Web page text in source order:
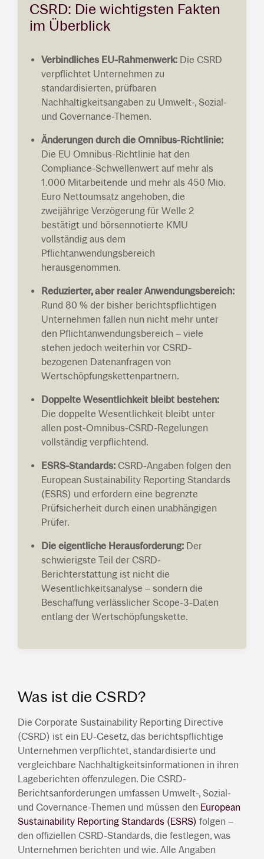
CSRD: Die wichtigsten Fakten
im Überblick
Verbindliches EU-Rahmenwerk: Die CSRD
verpflichtet Unternehmen zu
standardisierten, prüfbaren
Nachhaltigkeitsangaben zu Umwelt-, Sozial-
und Governance-Themen.
Änderungen durch die Omnibus-Richtlinie:
Die EU Omnibus-Richtlinie hat den
Compliance-Schwellenwert auf mehr als
1.000 Mitarbeitende und mehr als 450 Mio.
Euro Nettoumsatz angehoben, die
zweijährige Verzögerung für Welle 2
bestätigt und börsennotierte KMU
vollständig aus dem
Pflichtanwendungsbereich
herausgenommen.
Reduzierter, aber realer Anwendungsbereich:
Rund 80 % der bisher berichtspflichtigen
Unternehmen fallen nun nicht mehr unter
den Pflichtanwendungsbereich – viele
stehen jedoch weiterhin vor CSRD-
bezogenen Datenanfragen von
Wertschöpfungskettenpartnern.
Doppelte Wesentlichkeit bleibt bestehen:
Die doppelte Wesentlichkeit bleibt unter
allen post-Omnibus-CSRD-Regelungen
vollständig verpflichtend.
ESRS-Standards: CSRD-Angaben folgen den
European Sustainability Reporting Standards
(ESRS) und erfordern eine begrenzte
Prüfsicherheit durch einen unabhängigen
Prüfer.
Die eigentliche Herausforderung: Der
schwierigste Teil der CSRD-
Berichterstattung ist nicht die
Wesentlichkeitsanalyse – sondern die
Beschaffung verlässlicher Scope-3-Daten
entlang der Wertschöpfungskette.
Was ist die CSRD?
Die Corporate Sustainability Reporting Directive
(CSRD) ist ein EU-Gesetz, das berichtspflichtige
Unternehmen verpflichtet, standardisierte und
vergleichbare Nachhaltigkeitsinformationen in ihren
Lageberichten offenzulegen. Die CSRD-
Berichtsanforderungen umfassen Umwelt-, Sozial-
und Governance-Themen und müssen den European
Sustainability Reporting Standards (ESRS) folgen –
den offiziellen CSRD-Standards, die festlegen, was
Unternehmen berichten und wie. Alle Angaben